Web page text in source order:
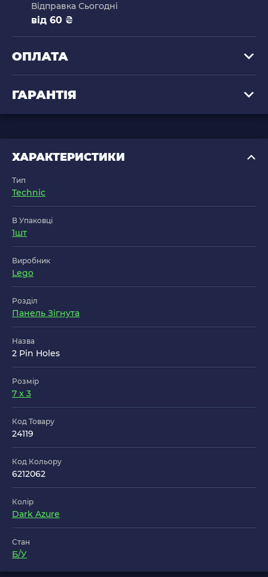
Відправка Сьогодні
від 60 ₴
ОПЛАТА
ГАРАНТІЯ
ХАРАКТЕРИСТИКИ
Тип
Technic
В Упаковці
1шт
Виробник
Lego
Розділ
Панель Зігнута
Назва
2 Pin Holes
Розмір
7 x 3
Код Товару
24119
Код Кольору
6212062
Колір
Dark Azure
Стан
Б/У